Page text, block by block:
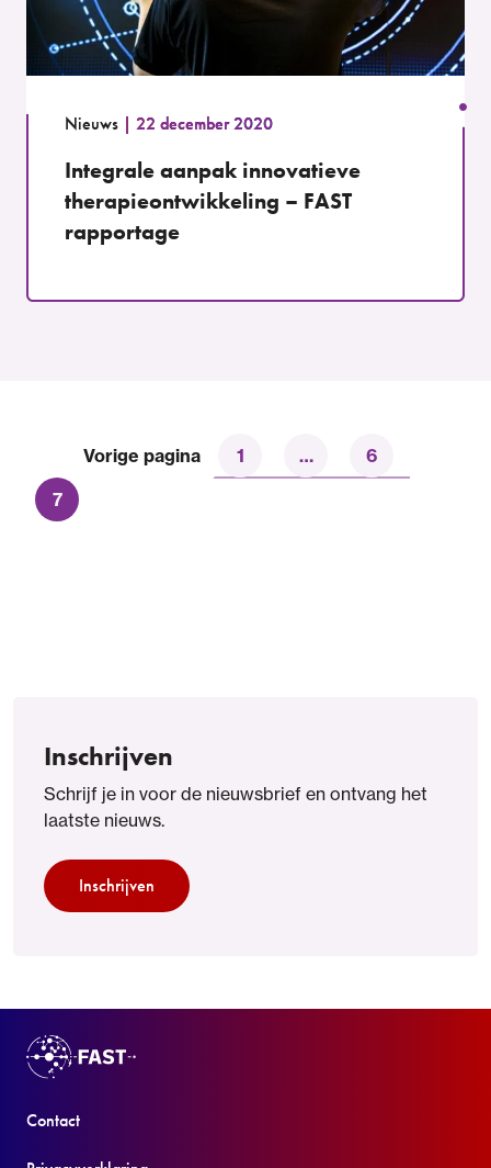
Nieuws 22 december 2020
Integrale aanpak innovatieve
therapieontwikkeling – FAST
rapportage
Vorige pagina 1 …
6
7
Inschrijven
Schrijf je in voor de nieuwsbrief en ontvang het
laatste nieuws.
Inschrijven
Contact